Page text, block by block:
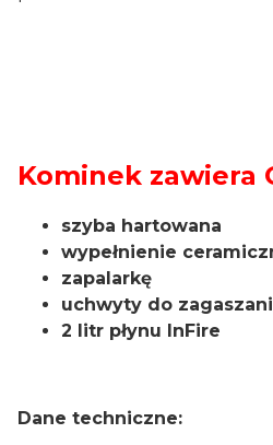
Kominek zawiera
szyba hartowana
wypełnienie
zapalarkę
uchwyty do
2 litr płynu InFire
Dane techniczne: